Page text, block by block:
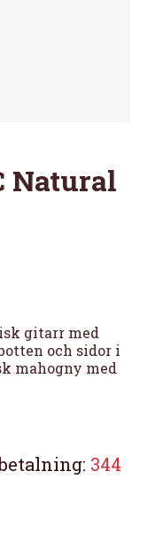
Natural
gitarr med
och sidor i
mahogny med
344